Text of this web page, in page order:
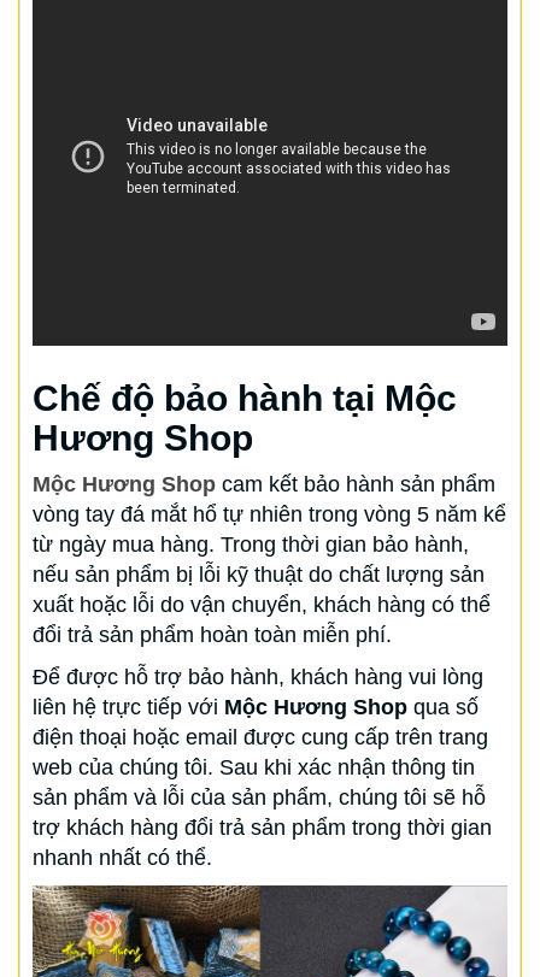
Chế độ bảo hành tại Mộc
Hương Shop
Mộc Hương Shop cam kết bảo hành sản phẩm
vòng tay đá mắt hổ tự nhiên trong vòng 5 năm kể
từ ngày mua hàng. Trong thời gian bảo hành,
nếu sản phẩm bị lỗi kỹ thuật do chất lượng sản
xuất hoặc lỗi do vận chuyển, khách hàng có thể
đổi trả sản phẩm hoàn toàn miễn phí.
Để được hỗ trợ bảo hành, khách hàng vui lòng
liên hệ trực tiếp với Mộc Hương Shop qua số
điện thoại hoặc email được cung cấp trên trang
web của chúng tôi. Sau khi xác nhận thông tin
sản phẩm và lỗi của sản phẩm, chúng tôi sẽ hỗ
trợ khách hàng đổi trả sản phẩm trong thời gian
nhanh nhất có thể.